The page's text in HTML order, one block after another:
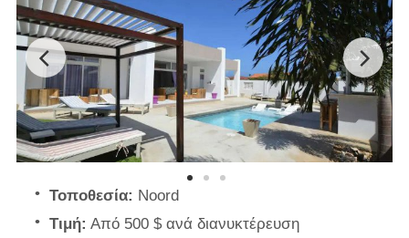
Τοποθεσία: Noord
Τιμή: Από 500 $ ανά διανυκτέρευση